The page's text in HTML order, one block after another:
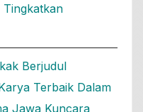
Tingkatkan
Berjudul
Karya Terbaik Dalam
Jawa Kuncara